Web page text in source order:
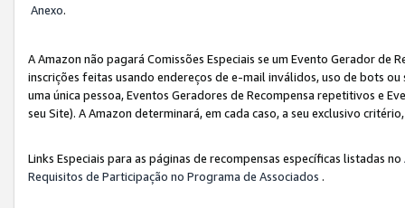
Anexo.
A Amazon não pagará Comissões Especiais se um Evento Gerador
inscrições feitas usando endereços de e-mail inválidos, uso de bots
uma única pessoa, Eventos Geradores de Recompensa repetitivos e
seu Site). A Amazon determinará, em cada caso, a seu exclusivo
Links Especiais para as páginas de recompensas específicas listadas no
Requisitos de Participação no Programa de Associados .